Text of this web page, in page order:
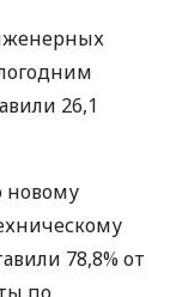
26,1
новому
78,8% от